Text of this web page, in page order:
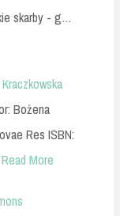
skarby - g…
Bożena
Res ISBN:
Read More